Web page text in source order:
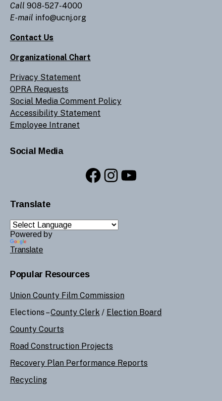
Call 908-527-4000
E-mail info@ucnj.org
Contact Us
Organizational Chart
Privacy Statement
OPRA Requests
Social Media Comment Policy
Accessibility Statement
Employee Intranet
Social Media
Facebook
Instagram
YouTube
Translate
Powered by
Translate
Popular Resources
Union County Film Commission
Elections –County Clerk / Election Board
County Courts
Road Construction Projects
Recovery Plan Performance Reports
Recycling